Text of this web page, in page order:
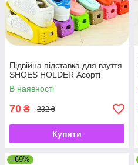
Підвійна підставка для взуття
SHOES HOLDER Асорті
В наявності
70 ₴ 232 ₴
Купити
–69%